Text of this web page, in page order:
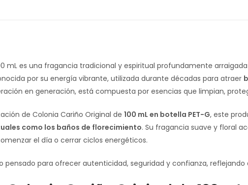
mL es una fragancia tradicional y espiritual profundamente
por su energía vibrante, utilizada durante décadas para atraer
en generación, está compuesta por esencias que limpian,
de Colonia Cariño Original de 100 mL en botella PET-G, este
como los baños de florecimiento. Su fragancia suave y floral
el día o cerrar ciclos energéticos.
pensado para ofrecer autenticidad, seguridad y confianza,